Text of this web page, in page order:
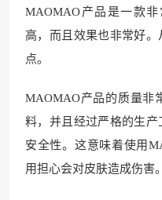
MAOMAO产品是一款
高，而且效果也非常好
点。
MAOMAO产品的质量非
料，并且经过严格的生
安全性。这意味着使用
用担心会对皮肤造成伤害。